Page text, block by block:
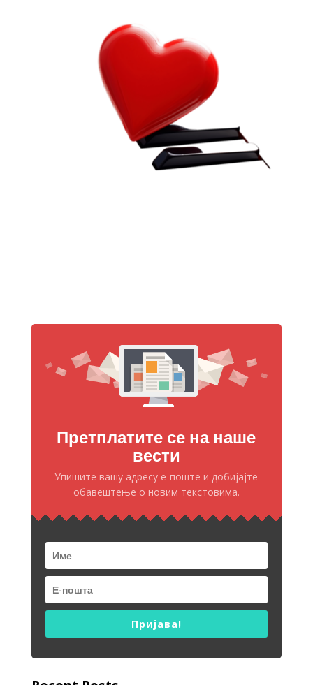
Претплатите се на наше
вести
Упишите вашу адресу е-поште и добијајте
обавештење о новим текстовима.
Пријава!